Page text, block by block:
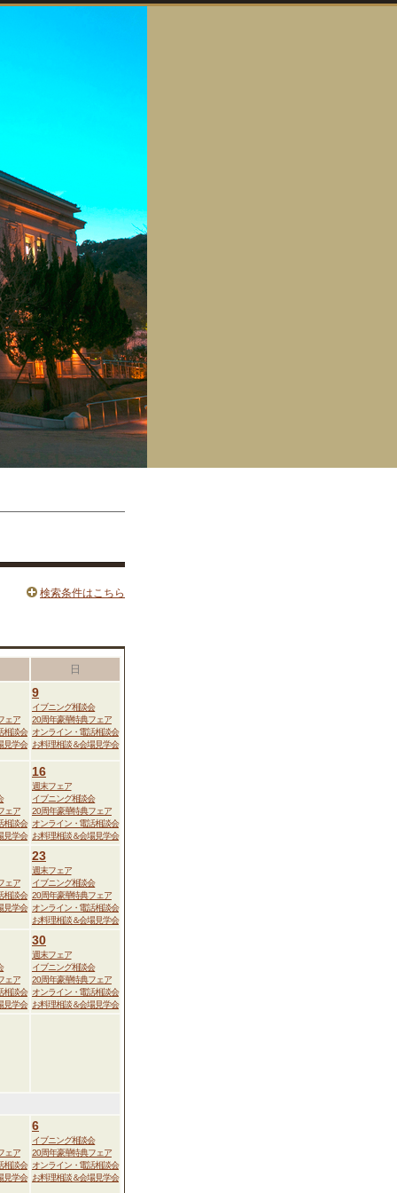
検索条件はこちら
日
ェア
相談会
見学会
9
イブニング相談会
20周年豪華特典フェア
オンライン・電話相談会
お料理相談＆会場見学会
ェア
相談会
見学会
16
週末フェア
イブニング相談会
20周年豪華特典フェア
オンライン・電話相談会
お料理相談＆会場見学会
ェア
相談会
見学会
23
週末フェア
イブニング相談会
20周年豪華特典フェア
オンライン・電話相談会
お料理相談＆会場見学会
ェア
相談会
見学会
30
週末フェア
イブニング相談会
20周年豪華特典フェア
オンライン・電話相談会
お料理相談＆会場見学会
ェア
相談会
見学会
6
イブニング相談会
20周年豪華特典フェア
オンライン・電話相談会
お料理相談＆会場見学会